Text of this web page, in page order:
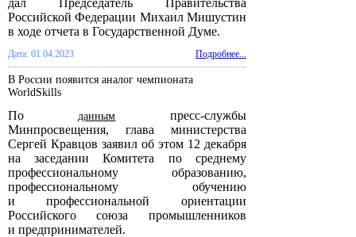
дал Председатель Правительства
Российской Федерации Михаил Мишустин
в ходе отчета в Государственной Думе.
Дата: 01.04.2023 Подробнее...
В России появится аналог чемпионата
WorldSkills
По данным пресс-службы
Минпросвещения, глава министерства
Сергей Кравцов заявил об этом 12 декабря
на заседании Комитета по среднему
профессиональному образованию,
профессиональному обучению
и профессиональной ориентации
Российского союза промышленников
и предпринимателей.